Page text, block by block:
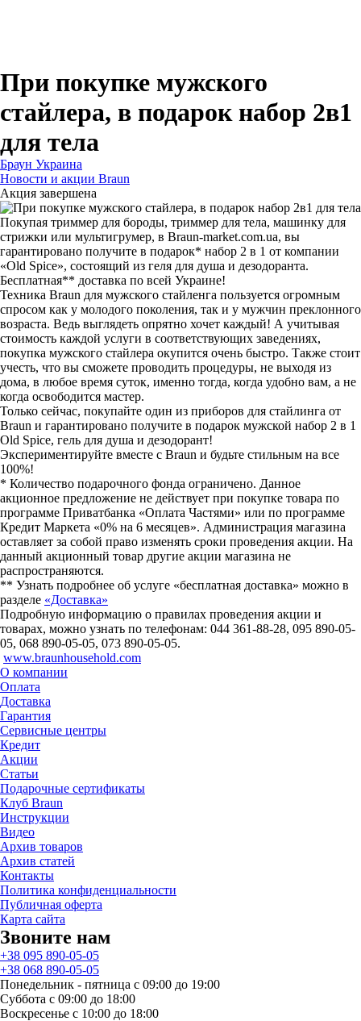
При покупке мужского
стайлера, в подарок набор 2в1
для тела
Браун Украина
Новости и акции Braun
Акция завершена
Покупая триммер для бороды, триммер для тела, машинку для
стрижки или мультигрумер, в Braun-market.com.ua, вы
гарантировано получите в подарок* набор 2 в 1 от компании
«Old Spice», состоящий из геля для душа и дезодоранта.
Бесплатная** доставка по всей Украине!
Техника Braun для мужского стайленга пользуется огромным
спросом как у молодого поколения, так и у мужчин преклонного
возраста. Ведь выглядеть опрятно хочет каждый! А учитывая
стоимость каждой услуги в соответствующих заведениях,
покупка мужского стайлера окупится очень быстро. Также стоит
учесть, что вы сможете проводить процедуры, не выходя из
дома, в любое время суток, именно тогда, когда удобно вам, а не
когда освободится мастер.
Только сейчас, покупайте один из приборов для стайлинга от
Braun и гарантировано получите в подарок мужской набор 2 в 1
Old Spice, гель для душа и дезодорант!
Экспериментируйте вместе с Braun и будьте стильным на все
100%!
* Количество подарочного фонда ограничено. Данное
акционное предложение не действует при покупке товара по
программе Приватбанка «Оплата Частями» или по программе
Кредит Маркета «0% на 6 месяцев». Администрация магазина
оставляет за собой право изменять сроки проведения акции. На
данный акционный товар другие акции магазина не
распространяются.
** Узнать подробнее об услуге «бесплатная доставка» можно в
разделе «Доставка»
Подробную информацию о правилах проведения акции и
товарах, можно узнать по телефонам: 044 361-88-28, 095 890-05-
05, 068 890-05-05, 073 890-05-05.
www.braunhousehold.com
О компании
Оплата
Доставка
Гарантия
Сервисные центры
Кредит
Акции
Статьи
Подарочные сертификаты
Клуб Braun
Инструкции
Видео
Архив товаров
Архив статей
Контакты
Политика конфиденциальности
Публичная оферта
Карта сайта
Звоните нам
+38 095 890-05-05
+38 068 890-05-05
Понедельник - пятница с 09:00 до 19:00
Суббота с 09:00 до 18:00
Воскресенье с 10:00 до 18:00